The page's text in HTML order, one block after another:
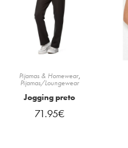
Pijamas & Homewear,
Pijamas/Loungewear
Jogging preto
71.95€